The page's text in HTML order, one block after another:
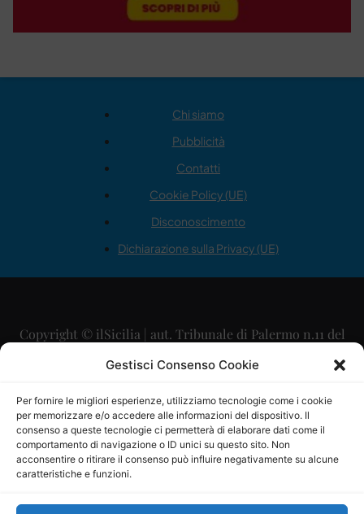
Gestisci Consenso Cookie
Per fornire le migliori esperienze, utilizziamo tecnologie come i cookie
per memorizzare e/o accedere alle informazioni del dispositivo. Il
consenso a queste tecnologie ci permetterà di elaborare dati come il
comportamento di navigazione o ID unici su questo sito. Non
acconsentire o ritirare il consenso può influire negativamente su alcune
caratteristiche e funzioni.
Chi siamo
Pubblicità
Contatti
Cookie Policy (UE)
Disconoscimento
Dichiarazione sulla Privacy (UE)
Copyright © ilSicilia | aut. Tribunale di Palermo n.11 del
29/09/2015
Direttore Editoriale: Maurizio Scaglione
Direttore Responsabile: Maria Calabrese